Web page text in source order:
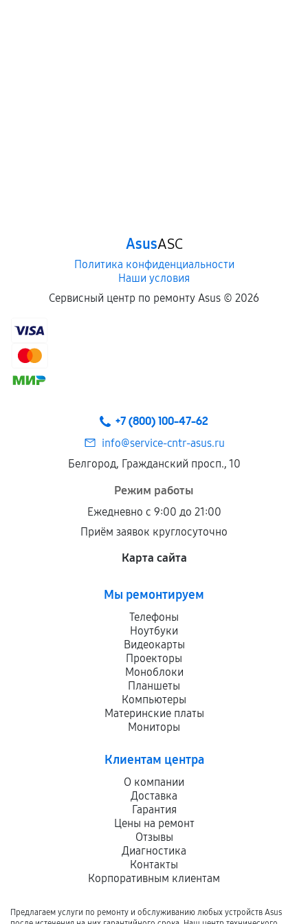
AsusASC
Политика конфиденциальности
Наши условия
Сервисный центр по ремонту Asus © 2026
+7 (800) 100-47-62
info@service-cntr-asus.ru
Белгород, Гражданский просп., 10
Режим работы
Ежедневно с 9:00 до 21:00
Приём заявок круглосуточно
Карта сайта
Мы ремонтируем
Телефоны
Ноутбуки
Видеокарты
Проекторы
Моноблоки
Планшеты
Компьютеры
Материнские платы
Мониторы
Клиентам центра
О компании
Доставка
Гарантия
Цены на ремонт
Отзывы
Диагностика
Контакты
Корпоративным клиентам
Предлагаем услуги по ремонту и обслуживанию любых устройств Asus